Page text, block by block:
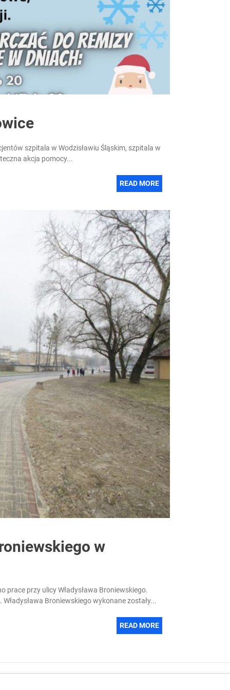
szpitala w Wodzisławiu Śląskim, szpitala w
akcja pomocy...
READ MORE
w
przy ulicy Władysława Broniewskiego.
Broniewskiego wykonane zostały...
READ MORE